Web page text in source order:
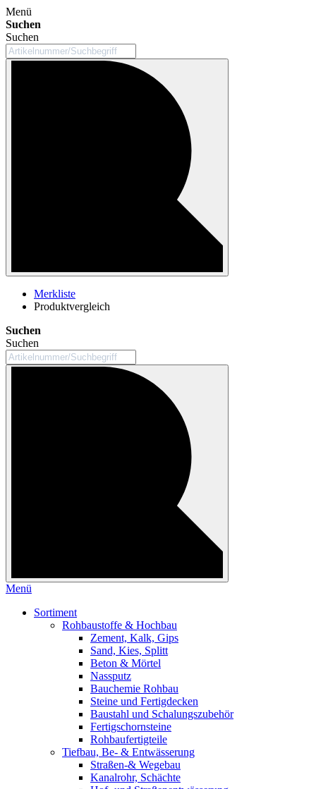
Menü
Suchen
Suchen
Merkliste
Produktvergleich
Suchen
Suchen
Menü
Sortiment
Rohbaustoffe & Hochbau
Zement, Kalk, Gips
Sand, Kies, Splitt
Beton & Mörtel
Nassputz
Bauchemie Rohbau
Steine und Fertigdecken
Baustahl und Schalungszubehör
Fertigschornsteine
Rohbaufertigteile
Tiefbau, Be- & Entwässerung
Straßen-& Wegebau
Kanalrohr, Schächte